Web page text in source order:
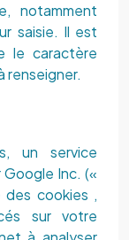
notamment
saisie. Il est
le caractère
renseigner.
un service
Inc. («
des cookies ,
sur votre